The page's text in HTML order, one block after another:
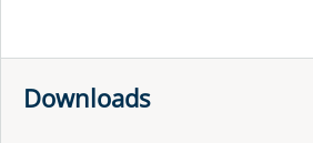
Downloads